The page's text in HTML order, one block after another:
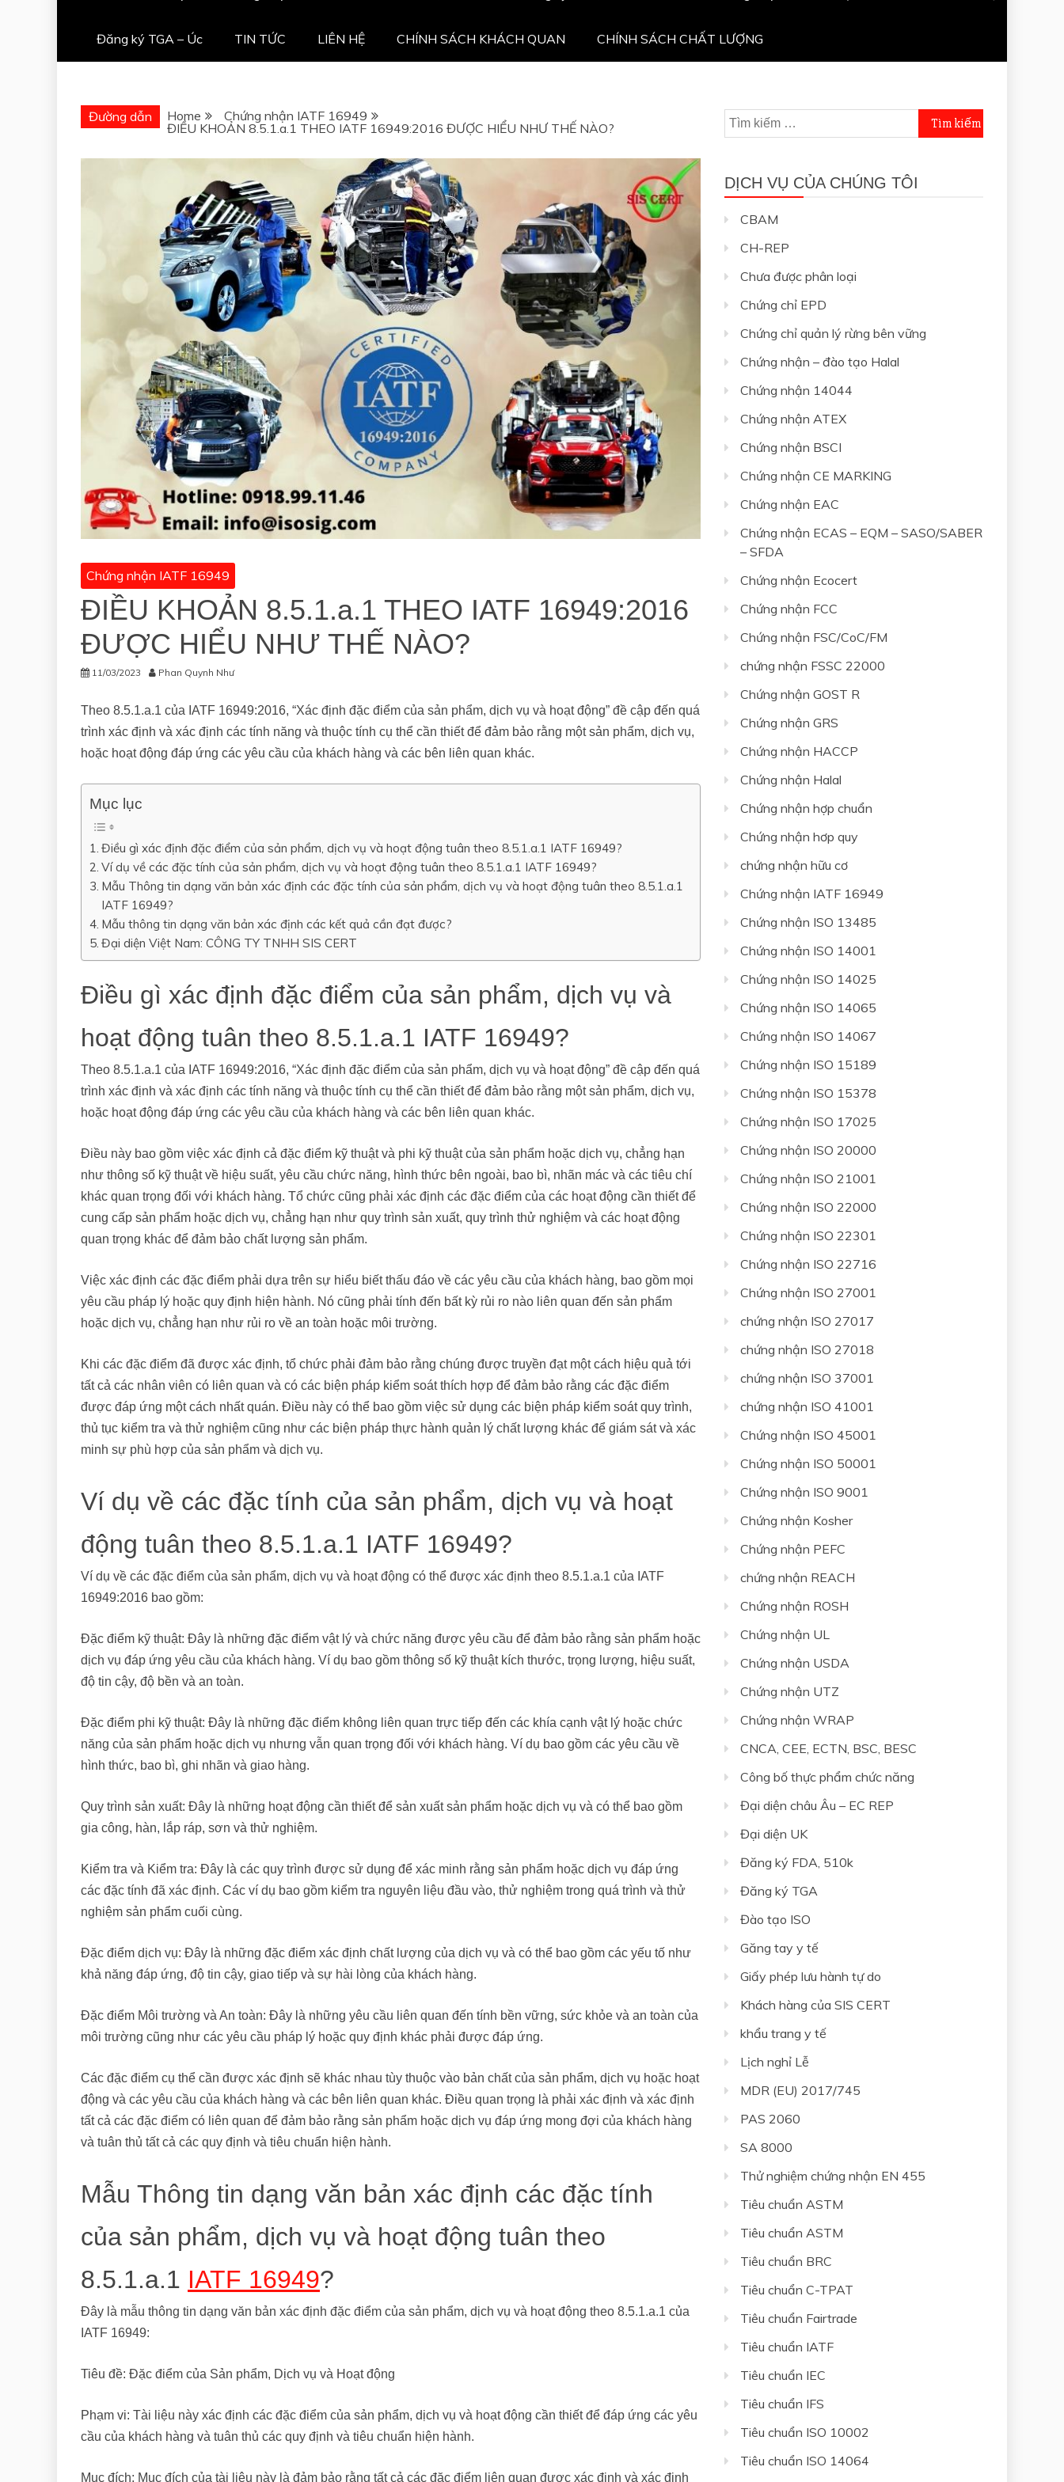
Đăng ký TGA – Úc TIN TỨC LIÊN HỆ CHÍNH SÁCH KHÁCH QUAN CHÍNH SÁCH CHẤT LƯỢNG
Đường dẫn Home
Chứng nhận IATF 16949
ĐIỀU KHOẢN 8.5.1.a.1 THEO IATF 16949:2016 ĐƯỢC HIỂU NHƯ THẾ NÀO?
Chứng nhận IATF 16949
ĐIỀU KHOẢN 8.5.1.a.1 THEO IATF 16949:2016
ĐƯỢC HIỂU NHƯ THẾ NÀO?
11/03/2023 Phan Quynh Như
Theo 8.5.1.a.1 của IATF 16949:2016, “Xác định đặc điểm của sản phẩm, dịch vụ và hoạt động” đề cập đến quá
trình xác định và xác định các tính năng và thuộc tính cụ thể cần thiết để đảm bảo rằng một sản phẩm, dịch vụ,
hoặc hoạt động đáp ứng các yêu cầu của khách hàng và các bên liên quan khác.
Mục lục
Điều gì xác định đặc điểm của sản phẩm, dịch vụ và hoạt động tuân theo 8.5.1.a.1 IATF 16949?
Ví dụ về các đặc tính của sản phẩm, dịch vụ và hoạt động tuân theo 8.5.1.a.1 IATF 16949?
Mẫu Thông tin dạng văn bản xác định các đặc tính của sản phẩm, dịch vụ và hoạt động tuân theo 8.5.1.a.1
IATF 16949?
Mẫu thông tin dạng văn bản xác định các kết quả cần đạt được?
Đại diện Việt Nam: CÔNG TY TNHH SIS CERT
Điều gì xác định đặc điểm của sản phẩm, dịch vụ và
hoạt động tuân theo 8.5.1.a.1 IATF 16949?
Theo 8.5.1.a.1 của IATF 16949:2016, “Xác định đặc điểm của sản phẩm, dịch vụ và hoạt động” đề cập đến quá
trình xác định và xác định các tính năng và thuộc tính cụ thể cần thiết để đảm bảo rằng một sản phẩm, dịch vụ,
hoặc hoạt động đáp ứng các yêu cầu của khách hàng và các bên liên quan khác.
Điều này bao gồm việc xác định cả đặc điểm kỹ thuật và phi kỹ thuật của sản phẩm hoặc dịch vụ, chẳng hạn
như thông số kỹ thuật về hiệu suất, yêu cầu chức năng, hình thức bên ngoài, bao bì, nhãn mác và các tiêu chí
khác quan trọng đối với khách hàng. Tổ chức cũng phải xác định các đặc điểm của các hoạt động cần thiết để
cung cấp sản phẩm hoặc dịch vụ, chẳng hạn như quy trình sản xuất, quy trình thử nghiệm và các hoạt động
quan trọng khác để đảm bảo chất lượng sản phẩm.
Việc xác định các đặc điểm phải dựa trên sự hiểu biết thấu đáo về các yêu cầu của khách hàng, bao gồm mọi
yêu cầu pháp lý hoặc quy định hiện hành. Nó cũng phải tính đến bất kỳ rủi ro nào liên quan đến sản phẩm
hoặc dịch vụ, chẳng hạn như rủi ro về an toàn hoặc môi trường.
Khi các đặc điểm đã được xác định, tổ chức phải đảm bảo rằng chúng được truyền đạt một cách hiệu quả tới
tất cả các nhân viên có liên quan và có các biện pháp kiểm soát thích hợp để đảm bảo rằng các đặc điểm
được đáp ứng một cách nhất quán. Điều này có thể bao gồm việc sử dụng các biện pháp kiểm soát quy trình,
thủ tục kiểm tra và thử nghiệm cũng như các biện pháp thực hành quản lý chất lượng khác để giám sát và xác
minh sự phù hợp của sản phẩm và dịch vụ.
Ví dụ về các đặc tính của sản phẩm, dịch vụ và hoạt
động tuân theo 8.5.1.a.1 IATF 16949?
Ví dụ về các đặc điểm của sản phẩm, dịch vụ và hoạt động có thể được xác định theo 8.5.1.a.1 của IATF
16949:2016 bao gồm:
Đặc điểm kỹ thuật: Đây là những đặc điểm vật lý và chức năng được yêu cầu để đảm bảo rằng sản phẩm hoặc
dịch vụ đáp ứng yêu cầu của khách hàng. Ví dụ bao gồm thông số kỹ thuật kích thước, trọng lượng, hiệu suất,
độ tin cậy, độ bền và an toàn.
Đặc điểm phi kỹ thuật: Đây là những đặc điểm không liên quan trực tiếp đến các khía cạnh vật lý hoặc chức
năng của sản phẩm hoặc dịch vụ nhưng vẫn quan trọng đối với khách hàng. Ví dụ bao gồm các yêu cầu về
hình thức, bao bì, ghi nhãn và giao hàng.
Quy trình sản xuất: Đây là những hoạt động cần thiết để sản xuất sản phẩm hoặc dịch vụ và có thể bao gồm
gia công, hàn, lắp ráp, sơn và thử nghiệm.
Kiểm tra và Kiểm tra: Đây là các quy trình được sử dụng để xác minh rằng sản phẩm hoặc dịch vụ đáp ứng
các đặc tính đã xác định. Các ví dụ bao gồm kiểm tra nguyên liệu đầu vào, thử nghiệm trong quá trình và thử
nghiệm sản phẩm cuối cùng.
Đặc điểm dịch vụ: Đây là những đặc điểm xác định chất lượng của dịch vụ và có thể bao gồm các yếu tố như
khả năng đáp ứng, độ tin cậy, giao tiếp và sự hài lòng của khách hàng.
Đặc điểm Môi trường và An toàn: Đây là những yêu cầu liên quan đến tính bền vững, sức khỏe và an toàn của
môi trường cũng như các yêu cầu pháp lý hoặc quy định khác phải được đáp ứng.
Các đặc điểm cụ thể cần được xác định sẽ khác nhau tùy thuộc vào bản chất của sản phẩm, dịch vụ hoặc hoạt
động và các yêu cầu của khách hàng và các bên liên quan khác. Điều quan trọng là phải xác định và xác định
tất cả các đặc điểm có liên quan để đảm bảo rằng sản phẩm hoặc dịch vụ đáp ứng mong đợi của khách hàng
và tuân thủ tất cả các quy định và tiêu chuẩn hiện hành.
Mẫu Thông tin dạng văn bản xác định các đặc tính
của sản phẩm, dịch vụ và hoạt động tuân theo
8.5.1.a.1 IATF 16949?
Đây là mẫu thông tin dạng văn bản xác định đặc điểm của sản phẩm, dịch vụ và hoạt động theo 8.5.1.a.1 của
IATF 16949:
Tiêu đề: Đặc điểm của Sản phẩm, Dịch vụ và Hoạt động
Phạm vi: Tài liệu này xác định các đặc điểm của sản phẩm, dịch vụ và hoạt động cần thiết để đáp ứng các yêu
cầu của khách hàng và tuân thủ các quy định và tiêu chuẩn hiện hành.
Mục đích: Mục đích của tài liệu này là đảm bảo rằng tất cả các đặc điểm liên quan được xác định và xác định
Tìm
kiếm
DỊCH VỤ CỦA CHÚNG TÔI
CBAM
CH-REP
Chưa được phân loại
Chứng chỉ EPD
Chứng chỉ quản lý rừng bên vững
Chứng nhận – đào tạo Halal
Chứng nhận 14044
Chứng nhận ATEX
Chứng nhận BSCI
Chứng nhận CE MARKING
Chứng nhận EAC
Chứng nhận ECAS – EQM – SASO/SABER
– SFDA
Chứng nhận Ecocert
Chứng nhận FCC
Chứng nhận FSC/CoC/FM
chứng nhận FSSC 22000
Chứng nhận GOST R
Chứng nhận GRS
Chứng nhận HACCP
Chứng nhận Halal
Chứng nhận hợp chuẩn
Chứng nhận hơp quy
chứng nhận hữu cơ
Chứng nhận IATF 16949
Chứng nhận ISO 13485
Chứng nhận ISO 14001
Chứng nhận ISO 14025
Chứng nhận ISO 14065
Chứng nhận ISO 14067
Chứng nhận ISO 15189
Chứng nhận ISO 15378
Chứng nhận ISO 17025
Chứng nhận ISO 20000
Chứng nhận ISO 21001
Chứng nhận ISO 22000
Chứng nhận ISO 22301
Chứng nhận ISO 22716
Chứng nhận ISO 27001
chứng nhận ISO 27017
chứng nhận ISO 27018
chứng nhận ISO 37001
chứng nhận ISO 41001
Chứng nhận ISO 45001
Chứng nhận ISO 50001
Chứng nhận ISO 9001
Chứng nhận Kosher
Chứng nhận PEFC
chứng nhận REACH
Chứng nhận ROSH
Chứng nhận UL
Chứng nhận USDA
Chứng nhận UTZ
Chứng nhận WRAP
CNCA, CEE, ECTN, BSC, BESC
Công bố thực phẩm chức năng
Đại diện châu Âu – EC REP
Đại diện UK
Đăng ký FDA, 510k
Đăng ký TGA
Đào tạo ISO
Găng tay y tế
Giấy phép lưu hành tự do
Khách hàng của SIS CERT
khẩu trang y tế
Lịch nghỉ Lễ
MDR (EU) 2017/745
PAS 2060
SA 8000
Thử nghiệm chứng nhận EN 455
Tiêu chuẩn ASTM
Tiêu chuẩn ASTM
Tiêu chuẩn BRC
Tiêu chuẩn C-TPAT
Tiêu chuẩn Fairtrade
Tiêu chuẩn IATF
Tiêu chuẩn IEC
Tiêu chuẩn IFS
Tiêu chuẩn ISO 10002
Tiêu chuẩn ISO 14064